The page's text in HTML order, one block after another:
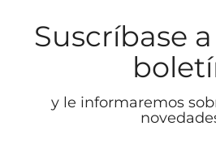
Suscríbase
y le informaremos